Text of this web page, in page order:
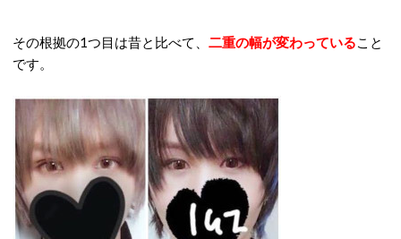
その根拠の1つ目は昔と比べて、 二重の幅が変わっていること
です。